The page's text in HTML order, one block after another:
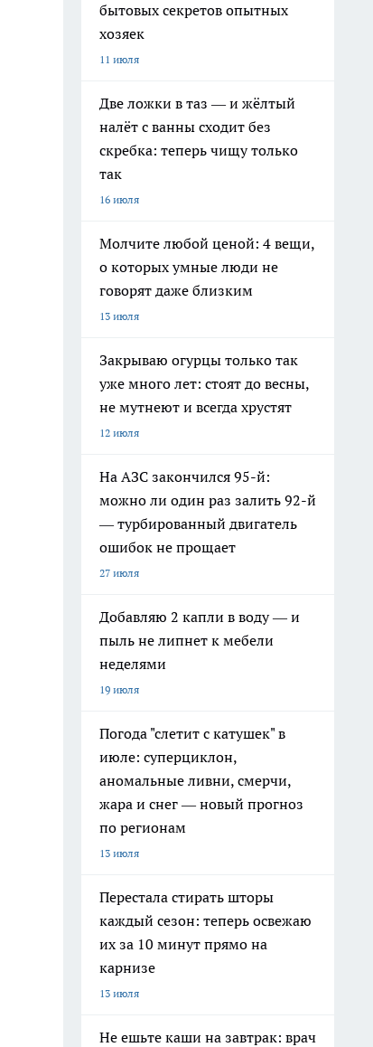
бытовых секретов опытных
хозяек
11 июля
Две ложки в таз — и жёлтый
налёт с ванны сходит без
скребка: теперь чищу только
так
16 июля
Молчите любой ценой: 4 вещи,
о которых умные люди не
говорят даже близким
13 июля
Закрываю огурцы только так
уже много лет: стоят до весны,
не мутнеют и всегда хрустят
12 июля
На АЗС закончился 95-й:
можно ли один раз залить 92-й
— турбированный двигатель
ошибок не прощает
27 июля
Добавляю 2 капли в воду — и
пыль не липнет к мебели
неделями
19 июля
Погода "слетит с катушек" в
июле: суперциклон,
аномальные ливни, смерчи,
жара и снег — новый прогноз
по регионам
13 июля
Перестала стирать шторы
каждый сезон: теперь освежаю
их за 10 минут прямо на
карнизе
13 июля
Не ешьте каши на завтрак: врач